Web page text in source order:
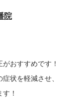
おすすめです！
状を軽減させ、
！